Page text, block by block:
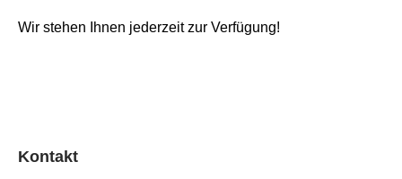
Wir stehen Ihnen jederzeit zur Verfügung!
Kontakt